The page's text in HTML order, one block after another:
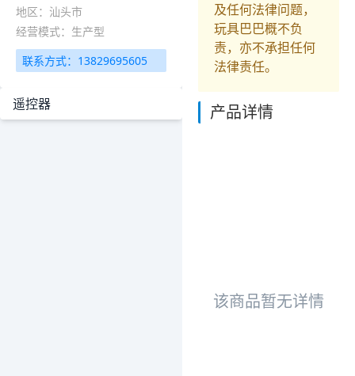
地区：汕头市
经营模式：生产型
联系方式：13829695605
遥控器
及任何法律问题，
玩具巴巴概不负
责，亦不承担任何
法律责任。
产品详情
该商品暂无详情